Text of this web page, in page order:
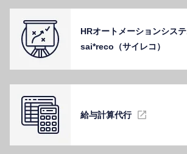
HRオートメーションシス
sai*reco（サイレコ）
給与計算代⾏